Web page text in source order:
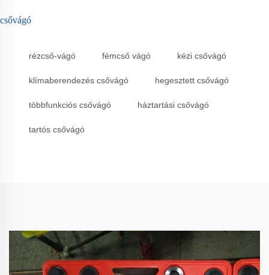
csővágó
rézcső-vágó fémcső vágó kézi csővágó
klímaberendezés csővágó hegesztett csővágó
többfunkciós csővágó háztartási csővágó
tartós csővágó